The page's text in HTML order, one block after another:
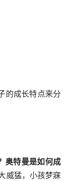
的成长特点来分
奥特曼是如何成
威猛，小孩梦寐